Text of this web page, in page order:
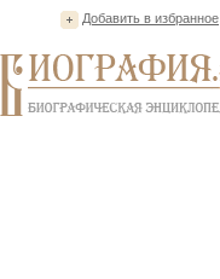
Добавить в избранное